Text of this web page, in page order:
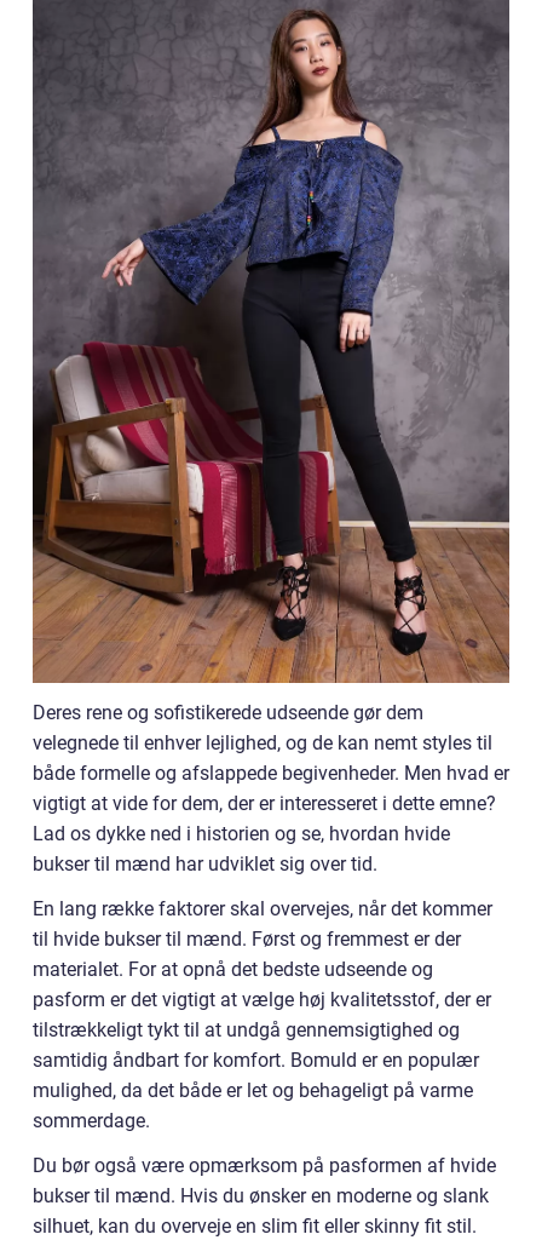
Deres rene og sofistikerede udseende gør dem
velegnede til enhver lejlighed, og de kan nemt styles til
både formelle og afslappede begivenheder. Men hvad er
vigtigt at vide for dem, der er interesseret i dette emne?
Lad os dykke ned i historien og se, hvordan hvide
bukser til mænd har udviklet sig over tid.
En lang række faktorer skal overvejes, når det kommer
til hvide bukser til mænd. Først og fremmest er der
materialet. For at opnå det bedste udseende og
pasform er det vigtigt at vælge høj kvalitetsstof, der er
tilstrækkeligt tykt til at undgå gennemsigtighed og
samtidig åndbart for komfort. Bomuld er en populær
mulighed, da det både er let og behageligt på varme
sommerdage.
Du bør også være opmærksom på pasformen af hvide
bukser til mænd. Hvis du ønsker en moderne og slank
silhuet, kan du overveje en slim fit eller skinny fit stil.